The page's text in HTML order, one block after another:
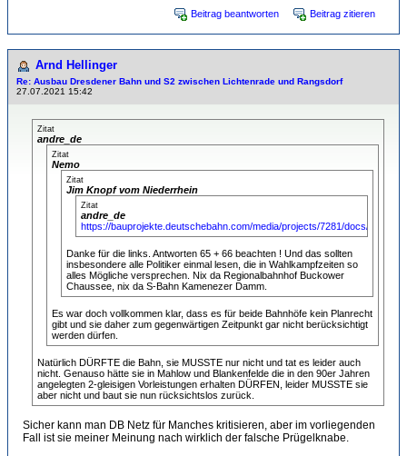
Beitrag beantworten Beitrag zitieren
Arnd Hellinger
Re: Ausbau Dresdener Bahn und S2 zwischen Lichtenrade und Rangsdorf
27.07.2021 15:42
Zitat
andre_de
Zitat
Nemo
Zitat
Jim Knopf vom Niederrhein
Zitat
andre_de
https://bauprojekte.deutschebahn.com/media/projects/7281/docs/
Danke für die links. Antworten 65 + 66 beachten ! Und das sollten
insbesondere alle Politiker einmal lesen, die in Wahlkampfzeiten so
alles Mögliche versprechen. Nix da Regionalbahnhof Buckower
Chaussee, nix da S-Bahn Kamenezer Damm.
Es war doch vollkommen klar, dass es für beide Bahnhöfe kein Planrecht
gibt und sie daher zum gegenwärtigen Zeitpunkt gar nicht berücksichtigt
werden dürfen.
Natürlich DÜRFTE die Bahn, sie MUSSTE nur nicht und tat es leider auch
nicht. Genauso hätte sie in Mahlow und Blankenfelde die in den 90er Jahren
angelegten 2-gleisigen Vorleistungen erhalten DÜRFEN, leider MUSSTE sie
aber nicht und baut sie nun rücksichtslos zurück.
Sicher kann man DB Netz für Manches kritisieren, aber im vorliegenden
Fall ist sie meiner Meinung nach wirklich der falsche Prügelknabe.